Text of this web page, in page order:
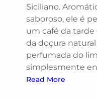
Siciliano.
saboroso, ele é
um café da tarde
da doçura
perfumada do
simplesmente
Read More